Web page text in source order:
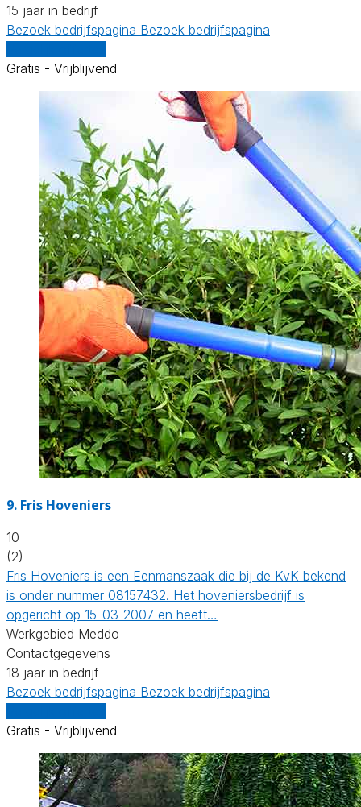
15 jaar in bedrijf
Bezoek bedrijfspagina Bezoek bedrijfspagina
Gratis - Vrijblijvend
9. Fris Hoveniers
10
(2)
Fris Hoveniers is een Eenmanszaak die bij de KvK bekend
is onder nummer 08157432. Het hoveniersbedrijf is
opgericht op 15-03-2007 en heeft…
Werkgebied Meddo
Contactgegevens
18 jaar in bedrijf
Bezoek bedrijfspagina Bezoek bedrijfspagina
Gratis - Vrijblijvend